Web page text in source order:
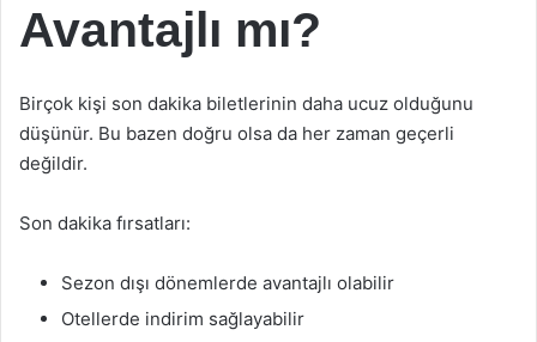
Avantajlı mı?
Birçok kişi son dakika biletlerinin daha ucuz olduğunu
düşünür. Bu bazen doğru olsa da her zaman geçerli
değildir.
Son dakika fırsatları:
Sezon dışı dönemlerde avantajlı olabilir
Otellerde indirim sağlayabilir